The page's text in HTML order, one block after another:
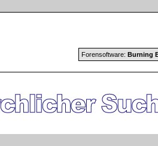
Forensoftware: Burning